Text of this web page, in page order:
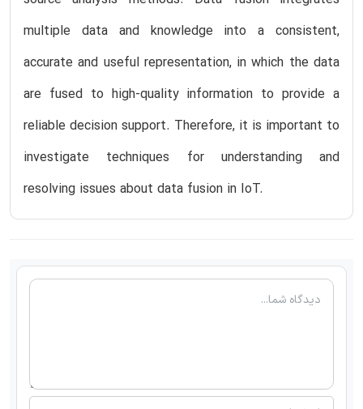
multiple data and knowledge into a consistent,
accurate and useful representation, in which the data
are fused to high-quality information to provide a
reliable decision support. Therefore, it is important to
investigate techniques for understanding and
resolving issues about data fusion in IoT.